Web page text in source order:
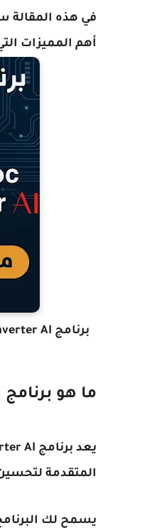
أهم المميزات
ما هو برنامج VideoProc Converter AI ؟
المتقدمة
يسمح لك